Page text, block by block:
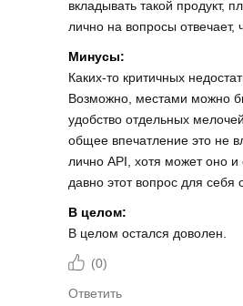
вкладывать такой продукт,
лично на вопросы отвечает,
Минусы:
Каких-то критичных
Возможно, местами можно
удобство отдельных
общее впечатление это не
лично API, хотя может оно и
давно этот вопрос для себя
В целом:
В целом остался доволен.
(0)
Ответить